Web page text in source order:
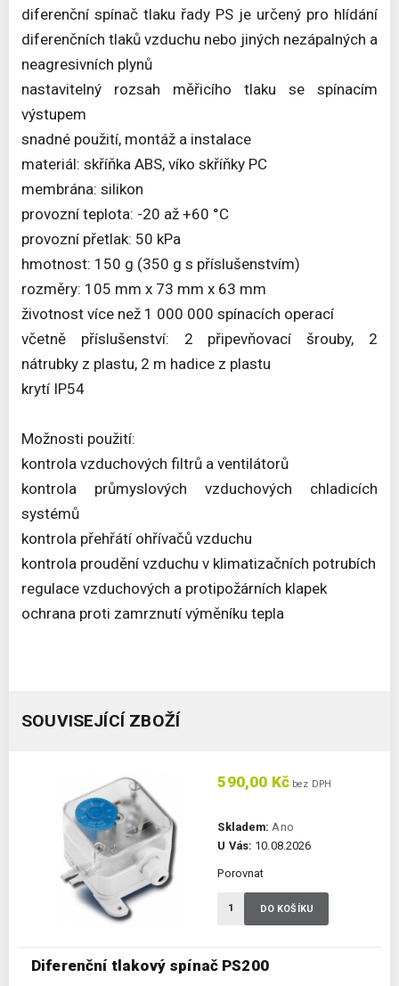
diferenční spínač tlaku řady PS je určený pro hlídání
diferenčních tlaků vzduchu nebo jiných nezápalných a
neagresivních plynů
nastavitelný rozsah měřicího tlaku se spínacím
výstupem
snadné použití, montáž a instalace
materiál: skříňka ABS, víko skříňky PC
membrána: silikon
provozní teplota: -20 až +60 °C
provozní přetlak: 50 kPa
hmotnost: 150 g (350 g s příslušenstvím)
rozměry: 105 mm x 73 mm x 63 mm
životnost více než 1 000 000 spínacích operací
včetně příslušenství: 2 připevňovací šrouby, 2
nátrubky z plastu, 2 m hadice z plastu
krytí IP54
Možnosti použití:
kontrola vzduchových filtrů a ventilátorů
kontrola průmyslových vzduchových chladicích
systémů
kontrola přehřátí ohřívačů vzduchu
kontrola proudění vzduchu v klimatizačních potrubích
regulace vzduchových a protipožárních klapek
ochrana proti zamrznutí výměníku tepla
SOUVISEJÍCÍ ZBOŽÍ
Diferenční tlakový spínač PS200
590,00 Kč bez DPH
Skladem: Ano
U Vás: 10.08.2026
Porovnat
DO KOŠÍKU